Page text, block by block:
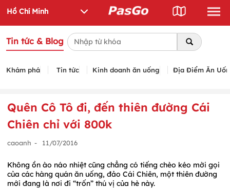
Tin tức & Blog
Khám phá Tin tức Kinh doanh ăn uống Địa Điểm Ăn
Quên Cô Tô đi, đến thiên đường Cái
Chiên chỉ với 800k
caoanh - 11/07/2016
Không ồn ào náo nhiệt cũng chẳng có tiếng chèo kéo mời gọi
của các hàng quán ăn uống, đảo Cái Chiên, một thiên đường
mới đang là nơi đi “trốn” thú vị của hè này.